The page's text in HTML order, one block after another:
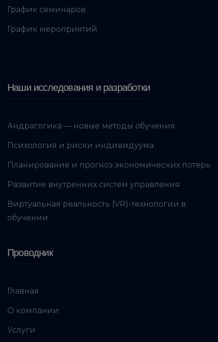
График семинаров
График мероприятий
Наши исследования и разработки
Андрагогика — новые методы обучения
Психология и риски индивидуума
Планирование и прогноз экономических потерь
Развитие внутренних систем управления
Виртуальная реальность (VR)-технологии в
обучении
Проводник
Главная
О компании
Услуги